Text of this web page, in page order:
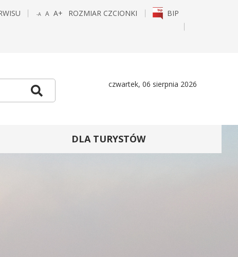
-A
A A+
ROZMIAR CZCIONKI BIP
czwartek, 06 sierpnia 2026
DLA TURYSTÓW